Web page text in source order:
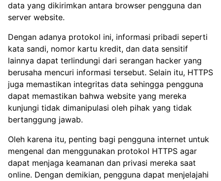
data yang dikirimkan antara browser pengguna dan
server website.
Dengan adanya protokol ini, informasi pribadi seperti
kata sandi, nomor kartu kredit, dan data sensitif
lainnya dapat terlindungi dari serangan hacker yang
berusaha mencuri informasi tersebut. Selain itu, HTTPS
juga memastikan integritas data sehingga pengguna
dapat memastikan bahwa website yang mereka
kunjungi tidak dimanipulasi oleh pihak yang tidak
bertanggung jawab.
Oleh karena itu, penting bagi pengguna internet untuk
mengenal dan menggunakan protokol HTTPS agar
dapat menjaga keamanan dan privasi mereka saat
online. Dengan demikian, pengguna dapat menjelajahi